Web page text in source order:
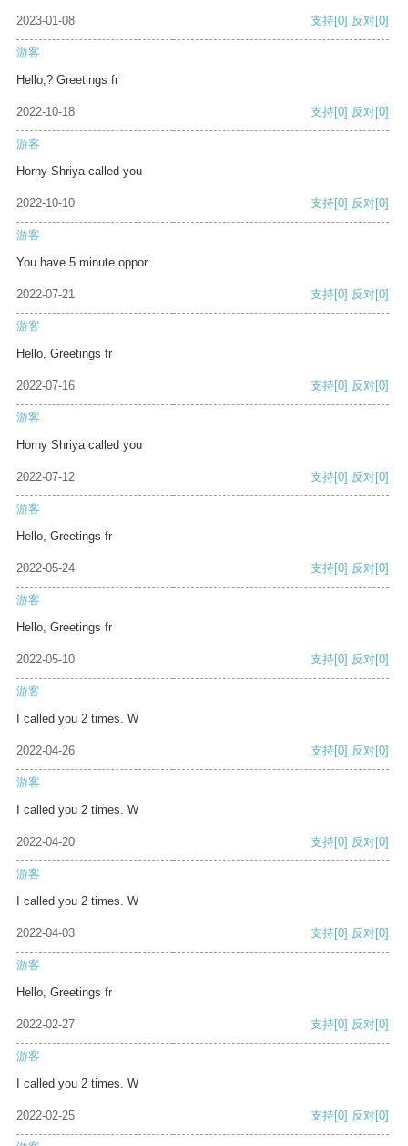
2023-01-08 支持[0] 反对[0]
游客
Hello,? Greetings fr
2022-10-18 支持[0] 反对[0]
游客
Horny Shriya called you
2022-10-10 支持[0] 反对[0]
游客
You have 5 minute oppor
2022-07-21 支持[0] 反对[0]
游客
Hello, Greetings fr
2022-07-16 支持[0] 反对[0]
游客
Horny Shriya called you
2022-07-12 支持[0] 反对[0]
游客
Hello, Greetings fr
2022-05-24 支持[0] 反对[0]
游客
Hello, Greetings fr
2022-05-10 支持[0] 反对[0]
游客
I called you 2 times. W
2022-04-26 支持[0] 反对[0]
游客
I called you 2 times. W
2022-04-20 支持[0] 反对[0]
游客
I called you 2 times. W
2022-04-03 支持[0] 反对[0]
游客
Hello, Greetings fr
2022-02-27 支持[0] 反对[0]
游客
I called you 2 times. W
2022-02-25 支持[0] 反对[0]